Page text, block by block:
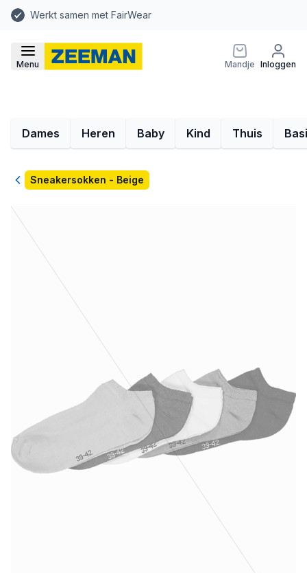
Werkt samen met FairWear
Menu Mandje Inloggen
Dames Heren Baby Kind Thuis
TerugSneakersokken - Beige